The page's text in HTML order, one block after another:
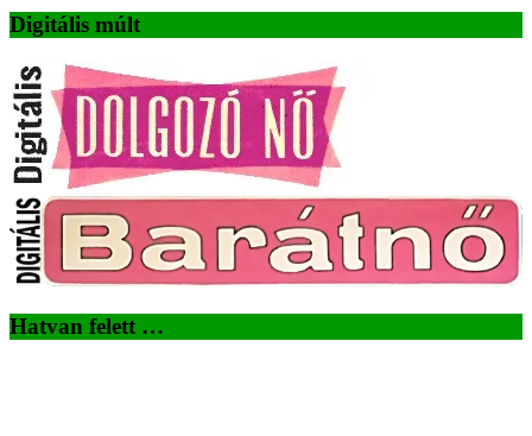
Digitális múlt
Hatvan felett …